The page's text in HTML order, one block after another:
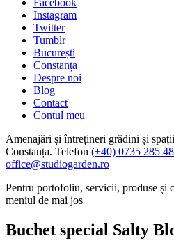
Facebook
Instagram
Twitter
Tumblr
București
Constanța
Despre noi
Blog
Contact
Contul meu
Amenajări și întrețineri grădini și
Constanța. Telefon (+40) 0735 285
office@studiogarden.ro
Pentru portofoliu, servicii, produse și
meniul de mai jos
Buchet special Salty